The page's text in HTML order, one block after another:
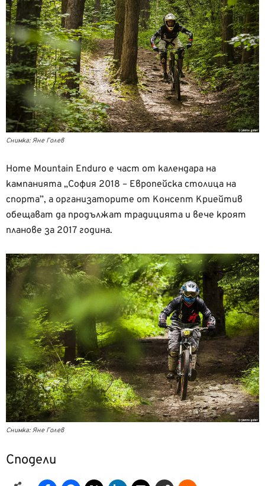
Снимка: Яне Голев
Home Mountain Enduro е част от календара на
кампанията „София 2018 – Европейска столица на
спорта”, а организаторите от Консепт Криейтив
обещават да продължат традицията и вече кроят
планове за 2017 година.
Снимка: Яне Голев
Сподели